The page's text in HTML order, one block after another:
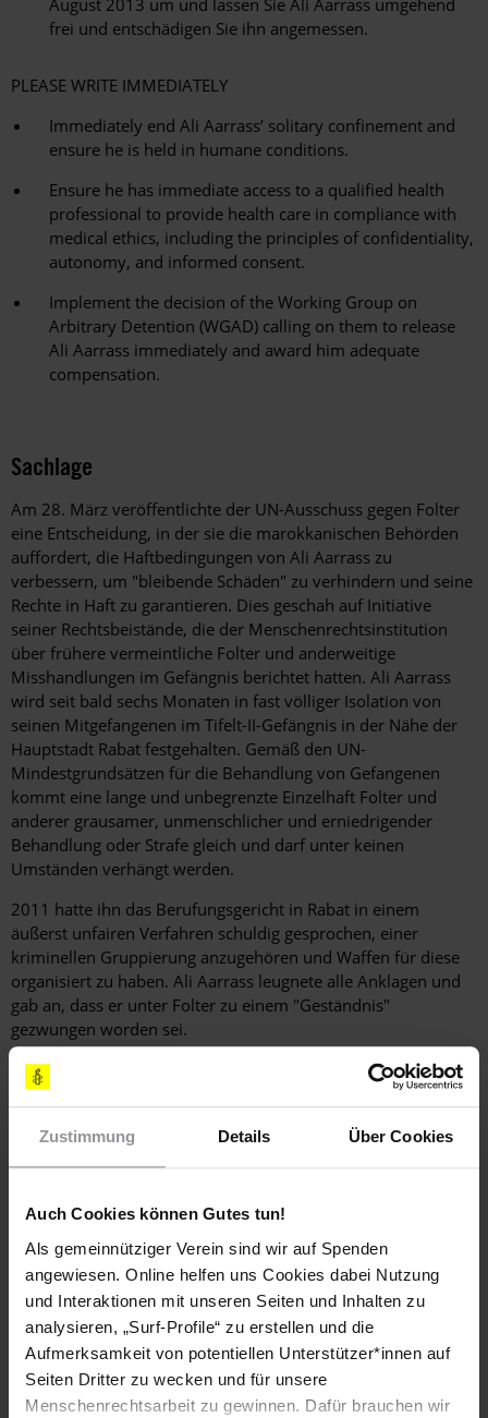
Zustimmung Details Über Cookies
Auch Cookies können Gutes tun!
Als gemeinnütziger Verein sind wir auf Spenden
angewiesen. Online helfen uns Cookies dabei Nutzung
und Interaktionen mit unseren Seiten und Inhalten zu
analysieren, „Surf-Profile“ zu erstellen und die
Aufmerksamkeit von potentiellen Unterstützer*innen auf
Seiten Dritter zu wecken und für unsere
Menschenrechtsarbeit zu gewinnen. Dafür brauchen wir
August 2013 um und lassen Sie Ali Aarrass umgehend
frei und entschädigen Sie ihn angemessen.
PLEASE WRITE IMMEDIATELY
Immediately end Ali Aarrass’ solitary confinement and
ensure he is held in humane conditions.
Ensure he has immediate access to a qualified health
professional to provide health care in compliance with
medical ethics, including the principles of confidentiality,
autonomy, and informed consent.
Implement the decision of the Working Group on
Arbitrary Detention (WGAD) calling on them to release
Ali Aarrass immediately and award him adequate
compensation.
Sachlage
Am 28. März veröffentlichte der UN-Ausschuss gegen Folter
eine Entscheidung, in der sie die marokkanischen Behörden
auffordert, die Haftbedingungen von Ali Aarrass zu
verbessern, um "bleibende Schäden" zu verhindern und seine
Rechte in Haft zu garantieren. Dies geschah auf Initiative
seiner Rechtsbeistände, die der Menschenrechtsinstitution
über frühere vermeintliche Folter und anderweitige
Misshandlungen im Gefängnis berichtet hatten. Ali Aarrass
wird seit bald sechs Monaten in fast völliger Isolation von
seinen Mitgefangenen im Tifelt-II-Gefängnis in der Nähe der
Hauptstadt Rabat festgehalten. Gemäß den UN-
Mindestgrundsätzen für die Behandlung von Gefangenen
kommt eine lange und unbegrenzte Einzelhaft Folter und
anderer grausamer, unmenschlicher und erniedrigender
Behandlung oder Strafe gleich und darf unter keinen
Umständen verhängt werden.
2011 hatte ihn das Berufungsgericht in Rabat in einem
äußerst unfairen Verfahren schuldig gesprochen, einer
kriminellen Gruppierung anzugehören und Waffen für diese
organisiert zu haben. Ali Aarrass leugnete alle Anklagen und
gab an, dass er unter Folter zu einem "Geständnis"
gezwungen worden sei.
Laut seiner Familie und seinen Rechtsbeiständen schläft er auf
einer Betonplatte mit wenig Polsterung, darf nur einmal die
harten Haftbedingungen haben Ali Aarrass nach sechs Jahren
Haft ohnehin fragile Gesundheit erheblich verschlechtert.
Am 29. März leitete das marokkanische Kassationsgericht in
marokkanischen Gefangenen Ali Aarrass ein, fast vier Jahre
nachdem er Rechtsmittel eingelegt hatte. Das Gericht
verschob die Anhörung gleich wieder auf den 12. April.
Hintergrundinformation